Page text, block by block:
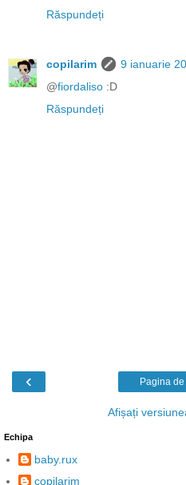
Răspundeți
copilarim
9 ianuarie
@fiordaliso :D
Răspundeți
‹ Pagina
Afișați
Echipa
baby.rux
copilarim